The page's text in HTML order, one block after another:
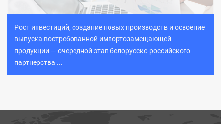
Рост инвестиций, создание новых производств и освоение
выпуска востребованной импортозамещающей
продукции — очередной этап белорусско-российского
партнерства ...